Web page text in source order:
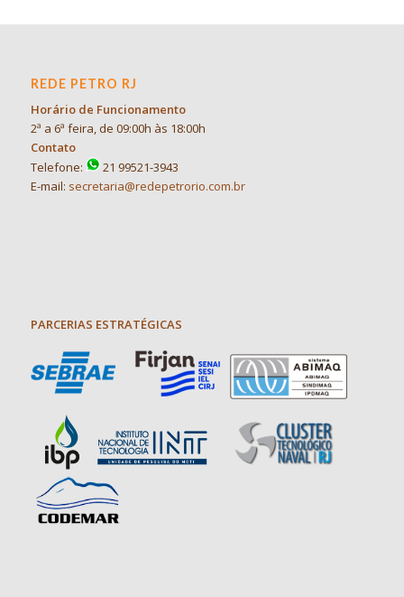
REDE PETRO RJ
Horário de Funcionamento
2ª a 6ª feira, de 09:00h às 18:00h
Contato
Telefone:
21 99521-3943
E-mail: secretaria@redepetrorio.com.br
PARCERIAS ESTRATÉGICAS